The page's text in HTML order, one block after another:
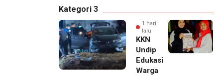
Kategori 3
1 hari
lalu
KKN
Undip
Edukasi
Warga